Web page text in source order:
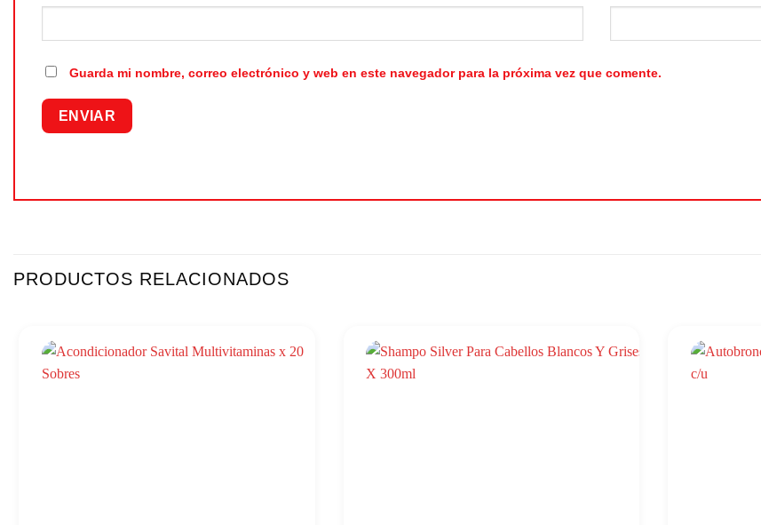
Guarda mi nombre, correo electrónico y web en este navegador para la próxima vez que comente.
PRODUCTOS RELACIONADOS